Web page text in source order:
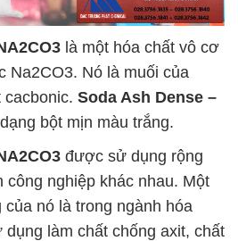
là một hóa chất vô cơ
Na2CO3. Nó là muối của
cacbonic. Soda Ash Dense –
bột mịn màu trắng.
được sử dụng rộng
công nghiệp khác nhau. Một
nó là trong ngành hóa
làm chất chống axit, chất